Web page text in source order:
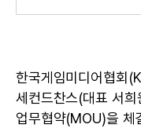
한국게임미디어협회
세컨드찬스(대표 서
업무협약(MOU)을 체